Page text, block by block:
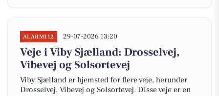
ALARM112 29-07-2026 13:20
Veje i Viby Sjælland: Drosselvej,
Vibevej og Solsortevej
Viby Sjælland er hjemsted for flere veje, herunder
Drosselvej, Vibevej og Solsortevej. Disse veje er en